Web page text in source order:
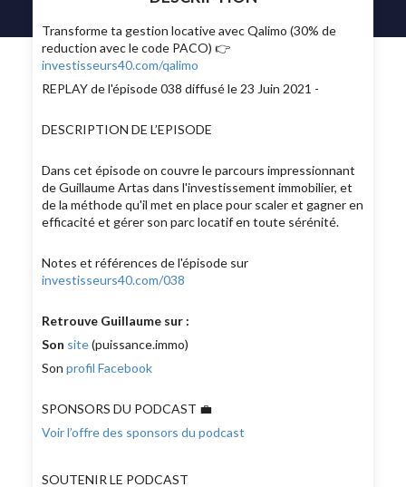
Transforme ta gestion locative avec Qalimo (30% de
reduction avec le code PACO) 👉
investisseurs40.com/qalimo
REPLAY de l'épisode 038 diffusé le 23 Juin 2021 -
DESCRIPTION DE L’EPISODE
Dans cet épisode on couvre le parcours impressionnant
de Guillaume Artas dans l'investissement immobilier, et
de la méthode qu'il met en place pour scaler et gagner en
efficacité et gérer son parc locatif en toute sérénité.
Notes et références de l'épisode sur
investisseurs40.com/038
Retrouve Guillaume sur :
Son site(puissance.immo)
Sonprofil Facebook
SPONSORS DU PODCAST 💼
Voir l’offre des sponsors du podcast
SOUTENIR LE PODCAST